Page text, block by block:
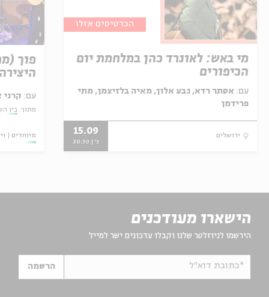
הכרטיסים אזלו
מי באש: לאונרד כהן במלחמת יום
הכיפורים
עם: אסתר רדא, גבע אלון, מאיה בלזיצמן, מתי
פרידמן
ירושלים 15.09
ג' | 20:30
פוך
עם: קרני
מתוך: בין
מיוחדים
הישארו מעודכנים
הירשמו לניוזלטר שלנו וקבלו עדכונים ישר למייל
*כתובת דוא"ל הרשמה